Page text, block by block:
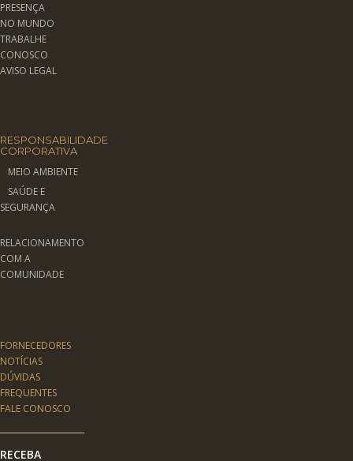
PRESENÇA
NO MUNDO
TRABALHE
CONOSCO
AVISO LEGAL
RESPONSABILIDADE
CORPORATIVA
MEIO AMBIENTE
SAÚDE E
SEGURANÇA
RELACIONAMENTO
COM A
COMUNIDADE
FORNECEDORES
NOTÍCIAS
DÚVIDAS
FREQUENTES
FALE CONOSCO
RECEBA